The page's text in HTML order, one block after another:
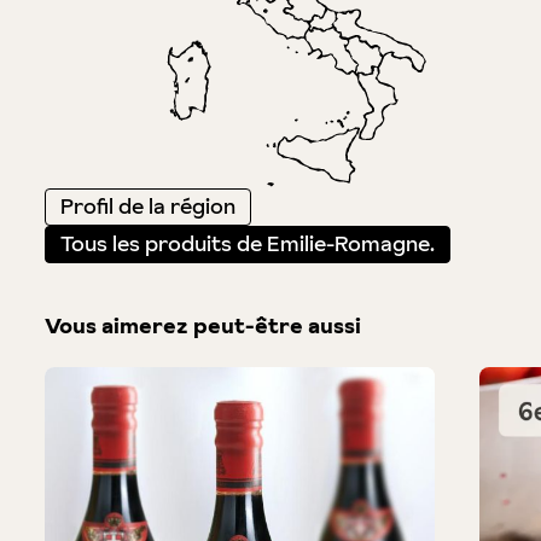
Profil de la région
Tous les produits de Emilie-Romagne.
Vous aimerez peut-être aussi
Produktgalerie überspringen